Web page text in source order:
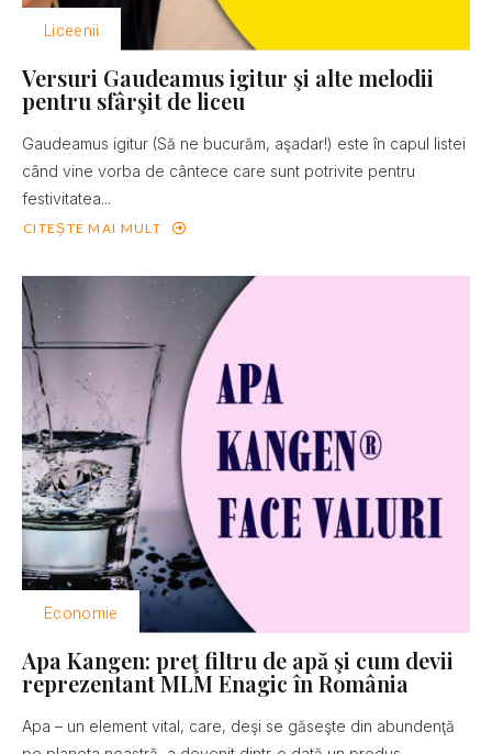
Liceenii
Versuri Gaudeamus igitur şi alte melodii
pentru sfârşit de liceu
Gaudeamus igitur (Să ne bucurăm, aşadar!) este în capul listei
când vine vorba de cântece care sunt potrivite pentru
festivitatea...
CITEȘTE MAI MULT
Economie
Apa Kangen: preţ filtru de apă şi cum devii
reprezentant MLM Enagic în România
Apa – un element vital, care, deşi se găseşte din abundenţă